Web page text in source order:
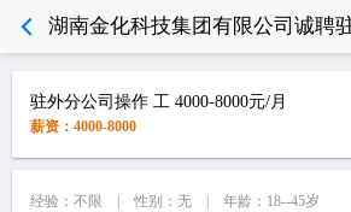
驻外分公司操作 工 4000-8000元/月
薪资：4000-8000
经验：不限 | 性别：无 | 年龄：18--45岁